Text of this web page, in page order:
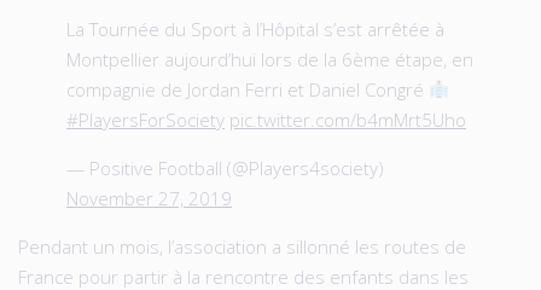
La Tournée du Sport à l’Hôpital s’est arrêtée à
Montpellier aujourd’hui lors de la 6ème étape, en
compagnie de Jordan Ferri et Daniel Congré
#PlayersForSociety pic.twitter.com/b4mMrt5Uho
— Positive Football (@Players4society)
November 27, 2019
Pendant un mois, l’association a sillonné les routes de
France pour partir à la rencontre des enfants dans les